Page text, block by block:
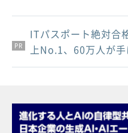
PR
PR
PR
ITパスポート絶対合
上No.1、60万人が